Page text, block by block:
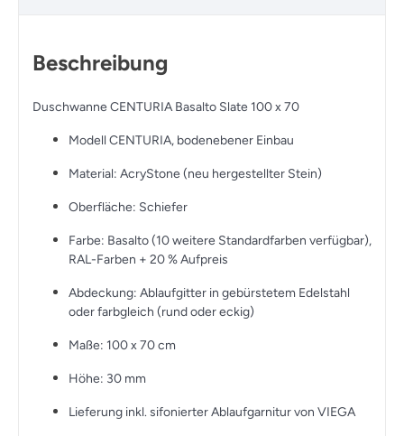
Beschreibung
Duschwanne CENTURIA Basalto Slate 100 x 70
Modell CENTURIA, bodenebener Einbau
Material: AcryStone (neu hergestellter Stein)
Oberfläche: Schiefer
Farbe: Basalto (10 weitere Standardfarben verfügbar),
RAL-Farben + 20 % Aufpreis
Abdeckung: Ablaufgitter in gebürstetem Edelstahl
oder farbgleich (rund oder eckig)
Maße: 100 x 70 cm
Höhe: 30 mm
Lieferung inkl. sifonierter Ablaufgarnitur von VIEGA